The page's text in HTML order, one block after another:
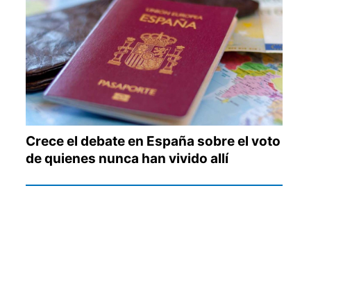
Crece el debate en España sobre el voto
de quienes nunca han vivido allí